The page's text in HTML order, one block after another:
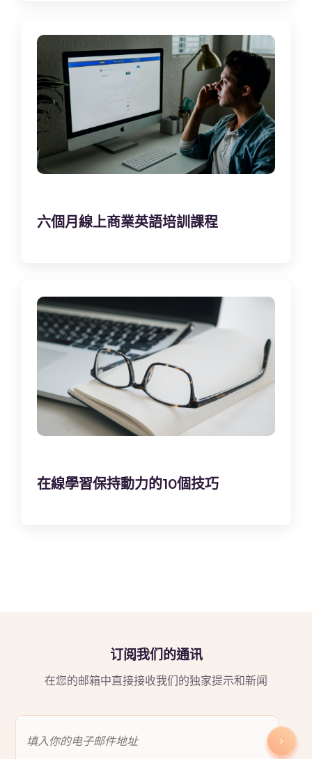
六個月線上商業英語培訓課程
在線學習保持動力的10個技巧
订阅我们的通讯
在您的邮箱中直接接收我们的独家提示和新闻